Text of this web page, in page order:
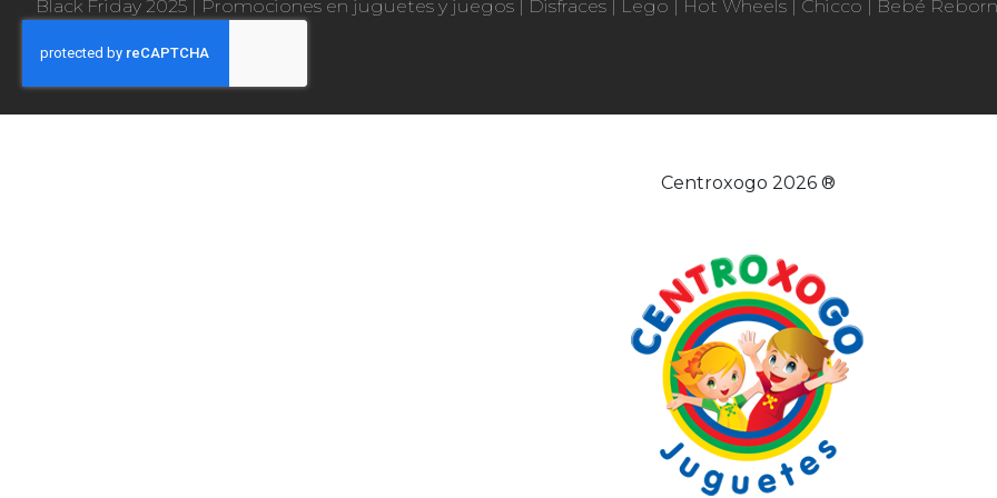
Black Friday 2025 | Promociones en juguetes y juegos | Disfraces | Lego | Hot Wheels | Chicco | Bebé Reborn
Centroxogo 2026 ®